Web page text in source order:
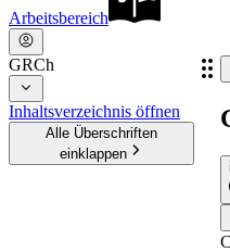
Arbeitsbereich
GRCh
Inhaltsverzeichnis öffnen
Alle Überschriften
einklappen